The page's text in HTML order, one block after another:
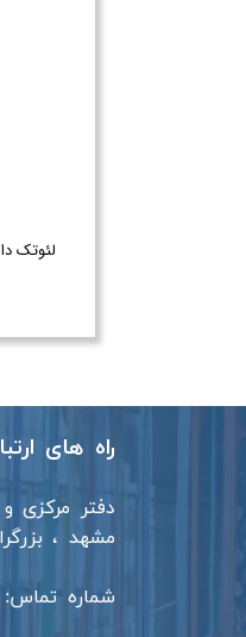
لئوتک
راه های
دفتر مرکزی و
مشهد ،
شماره